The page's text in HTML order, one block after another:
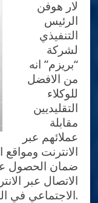
لار هوفن
الرئيس
التنفيذي
لشركة
“بريزم” انه
من الافضل
للوكلاء
التقليديين
مقابلة
عملائهم عبر
الانترنت
ضمان الحصول
الاتصال عبر
الاجتماعي في المنطقة.